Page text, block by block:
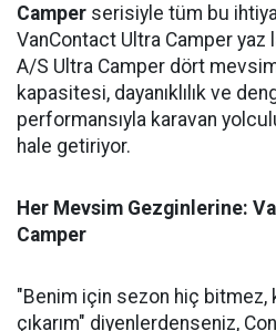
Camper serisiyle tüm bu
VanContact Ultra Camper
A/S Ultra Camper dört
kapasitesi, dayanıklılık ve
performansıyla karavan
hale getiriyor.
Her Mevsim Gezginlerine:
Camper
"Benim için sezon hiç bitmez,
çıkarım" diyenlerdenseniz,